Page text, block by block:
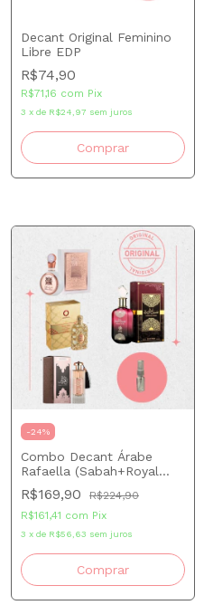
Decant Original Feminino
Libre EDP
R$74,90
R$71,16 com Pix
3 x de R$24,97 sem juros
Comprar
-24%
Combo Decant Árabe
Rafaella (Sabah+Royal
Amber+Fakhar+ Durrat) 5
ml cada
R$169,90
R$224,90
R$161,41 com Pix
3 x de R$56,63 sem juros